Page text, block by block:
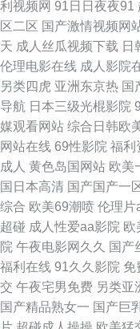
2p 伊人92 91av赵恩静 影
一页 影音先锋AV自拍 1024
豆花不卡 91大神桃色 91
91视频精品视频 91看片网
在线播放 91人妻超碰 91祝
看 97久草色播 91在线视频
卡操逼 东京热三级片 国产
黑人性爱亚洲wwww 免费
利视频网 91日日夜夜91
区二区 国产激情视频网
天 成人丝瓜视频下载 日
伦理电影在线 成人影院
另类四虎 亚洲东京热 国
导航 日本三级光棍影院
媒观看网站 综合日韩欧
网站在线 69性影院 福利
成人 黄色岛国网站 欧美
国日本高清 国产国产一
综合 欧美69潮喷 伦理片
超碰 成人性爱aa影院 欧
院 午夜电影网久久 国产
福利在线 91久久影院 免
交 午夜宅男免费 另类亚
国产精品熟女一 国产巨